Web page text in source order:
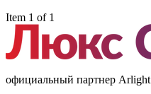
Item 1 of 1
официальный партнер Arlight